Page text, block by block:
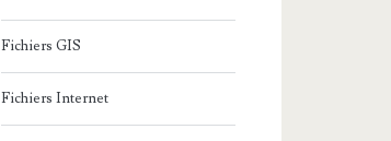
Fichiers GIS
Fichiers Internet